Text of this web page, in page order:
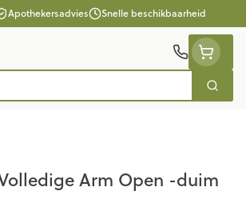
Apothekersadvies Snelle beschikbaarheid
Zoek
Arm Open -duim